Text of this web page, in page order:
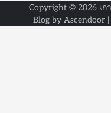
Copyright © 2026 เ
Blog by Ascendoor